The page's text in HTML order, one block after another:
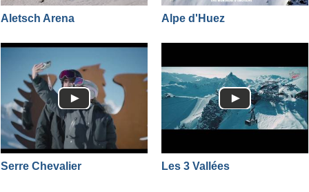
Aletsch Arena Alpe d'Huez
Serre Chevalier Les 3 Vallées